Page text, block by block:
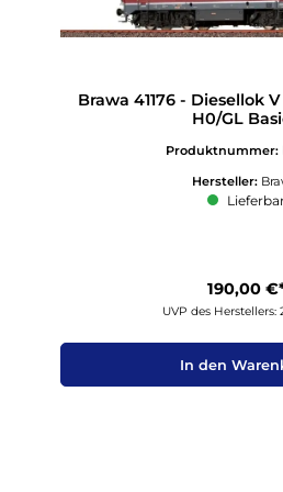
Brawa 41176 - Diesellok V
H0/GL
Produktnummer:
Hersteller:
190,00
UVP des Herstellers:
In den